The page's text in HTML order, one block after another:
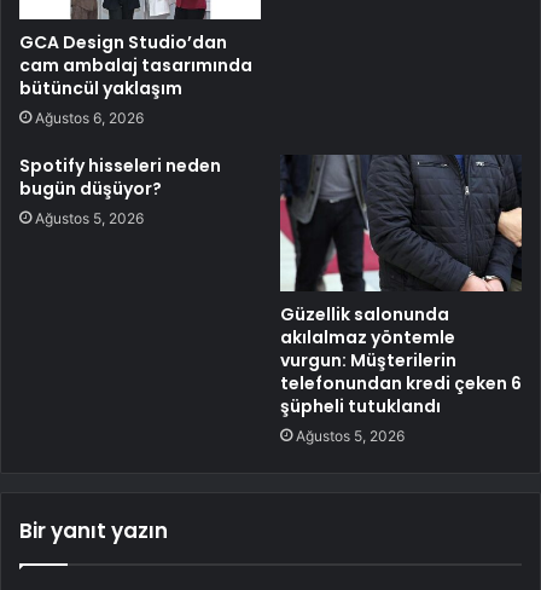
GCA Design Studio’dan
cam ambalaj tasarımında
bütüncül yaklaşım
Ağustos 6, 2026
Spotify hisseleri neden
bugün düşüyor?
Ağustos 5, 2026
Güzellik salonunda
akılalmaz yöntemle
vurgun: Müşterilerin
telefonundan kredi çeken 6
şüpheli tutuklandı
Ağustos 5, 2026
Bir yanıt yazın